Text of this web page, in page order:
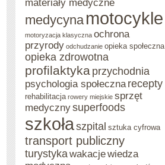
materiały medyczne
medycyna motocykle
motoryzacja klasyczna ochrona
przyrody odchudzanie opieka społeczna
opieka zdrowotna
profilaktyka przychodnia
psychologia społeczna recepty
rehabilitacja rowery miejskie sprzęt
medycznysuperfoods
szkołaszpital sztuka cyfrowa
transport publiczny
turystykawakacjewiedza